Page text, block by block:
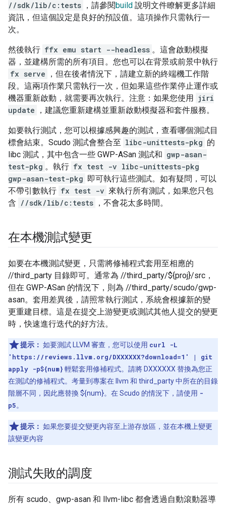
//sdk/lib/c:tests ，請參閱build 說明文件瞭解更多詳細
資訊，但這個設定是良好的預設值。這項操作只需執行一
次。
然後執行 ffx emu start --headless 。這會啟動模擬
器，並建構所需的所有項目。您也可以在背景或前景中執行
fx serve
，但在後者情況下，請建立新的終端機工作階
段。這兩項作業只需執行一次，但如果這些作業停止運作或
機器重新啟動，就需要再次執行。注意：如果您使用 jiri
update
，建議您重新建構並重新啟動模擬器和套件服務。
如要執行測試，您可以根據感興趣的測試，查看哪個測試目
標會結束。Scudo 測試會整合至 libc-unittests-pkg 的
libc 測試，其中包含一些 GWP-ASan 測試和 gwp-asan-
test-pkg 。執行 fx test -v libc-unittests-pkg
gwp-asan-test-pkg 即可執行這些測試。如有疑問，可以
不帶引數執行 fx test -v 來執行所有測試，如果您只包
含 //sdk/lib/c:tests ，不會花太多時間。
在本機測試變更
如要在本機測試變更，只需將修補程式套用至相應的
//third_party 目錄即可。通常為 //third_party/${proj}/src，
但在 GWP-ASan 的情況下，則為 //third_party/scudo/gwp-
asan。套用差異後，請照常執行測試，系統會根據新的變
更重建目標。這是在提交上游變更或測試其他人提交的變更
時，快速進行迭代的好方法。
提示： 如要測試 LLVM 審查，您可以使用 curl -L
'https://reviews.llvm.org/DXXXXXX?download=1' | git
apply -p${num} 輕鬆套用修補程式。請將 DXXXXXX 替換為您正
在測試的修補程式。考量到專案在 llvm 和 third_party 中所在的目錄
階層不同，因此應替換 ${num}。在 Scudo 的情況下，請使用 -
p5。
提示： 如果您要提交變更內容至上游存放區，並在本機上變更
該變更內容
測試失敗的調度
所有 scudo、gwp-asan 和 llvm-libc 都會透過自動滾動器導